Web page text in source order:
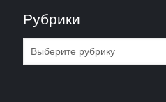
Рубрики
Рубрики